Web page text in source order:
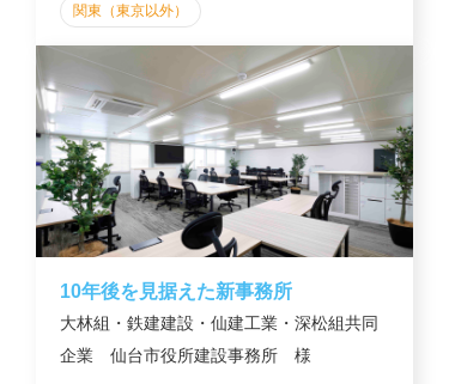
関東（東京以外）
10年後を見据えた新事務所
大林組・鉄建建設・仙建工業・深松組共同
企業 仙台市役所建設事務所 様